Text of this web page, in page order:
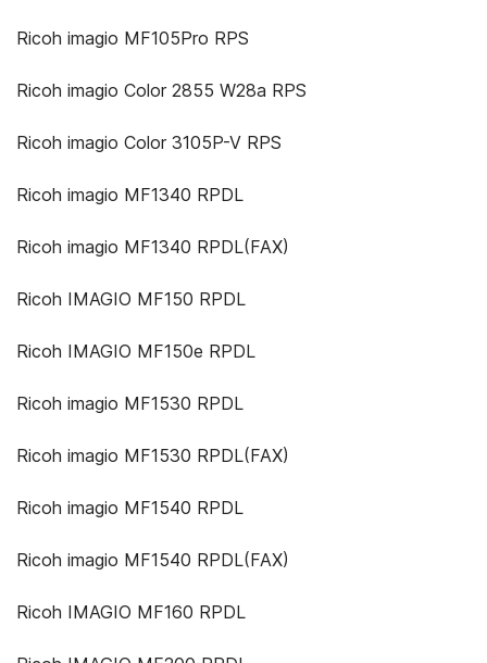
Ricoh imagio MF105Pro RPS
Ricoh imagio Color 2855 W28a RPS
Ricoh imagio Color 3105P-V RPS
Ricoh imagio MF1340 RPDL
Ricoh imagio MF1340 RPDL(FAX)
Ricoh IMAGIO MF150 RPDL
Ricoh IMAGIO MF150e RPDL
Ricoh imagio MF1530 RPDL
Ricoh imagio MF1530 RPDL(FAX)
Ricoh imagio MF1540 RPDL
Ricoh imagio MF1540 RPDL(FAX)
Ricoh IMAGIO MF160 RPDL